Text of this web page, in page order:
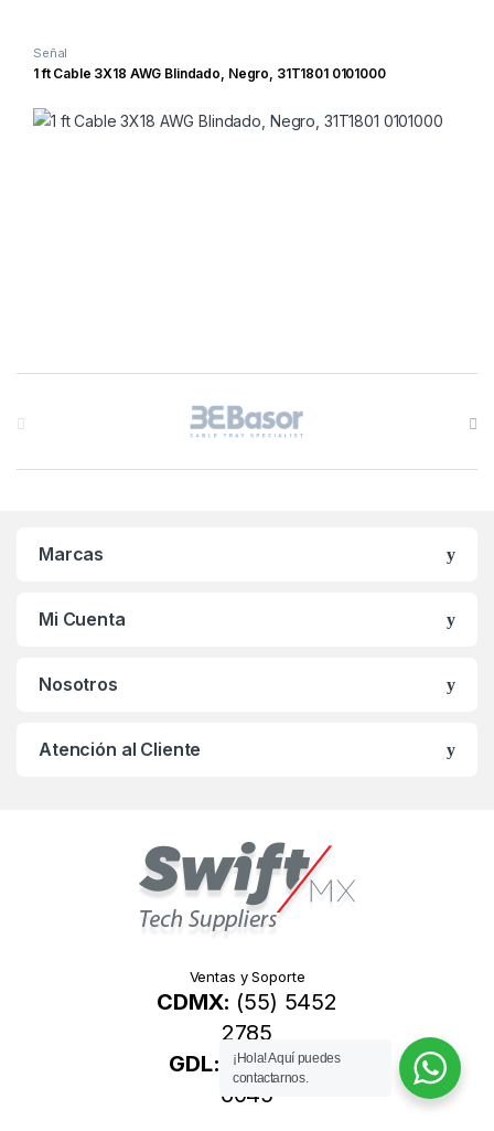
Señal
1 ft Cable 3X18 AWG Blindado, Negro, 31T1801 0101000
Marcas
Mi Cuenta
Nosotros
Atención al Cliente
Ventas y Soporte
CDMX: (55) 5452
2785
GDL: (33) 1049
6045
¡Hola! Aquí puedes
contactarnos.